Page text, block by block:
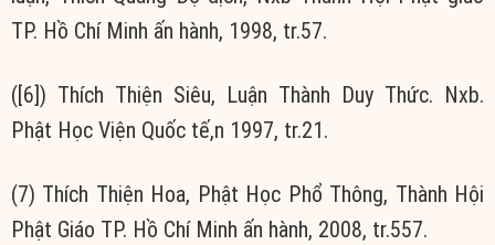
TP. Hồ Chí Minh ấn hành, 1998, tr.57.
([6]) Thích Thiện Siêu, Luận Thành Duy Thức. Nxb.
Phật Học Viện Quốc tế,n 1997, tr.21.
(7) Thích Thiện Hoa, Phật Học Phổ Thông, Thành Hội
Phật Giáo TP. Hồ Chí Minh ấn hành, 2008, tr.557.